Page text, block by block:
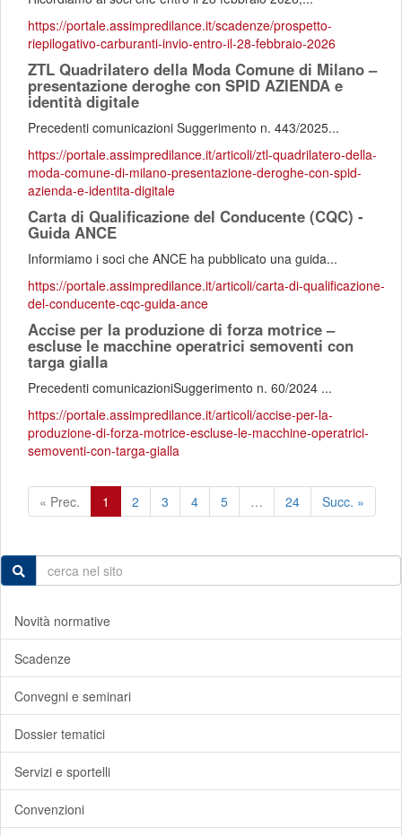
https://portale.assimpredilance.it/scadenze/prospetto-
riepilogativo-carburanti-invio-entro-il-28-febbraio-2026
ZTL Quadrilatero della Moda Comune di Milano –
presentazione deroghe con SPID AZIENDA e
identità digitale
Precedenti comunicazioni Suggerimento n. 443/2025...
https://portale.assimpredilance.it/articoli/ztl-quadrilatero-della-
moda-comune-di-milano-presentazione-deroghe-con-spid-
azienda-e-identita-digitale
Carta di Qualificazione del Conducente (CQC) -
Guida ANCE
Informiamo i soci che ANCE ha pubblicato una guida...
https://portale.assimpredilance.it/articoli/carta-di-qualificazione-
del-conducente-cqc-guida-ance
Accise per la produzione di forza motrice –
escluse le macchine operatrici semoventi con
targa gialla
Precedenti comunicazioniSuggerimento n. 60/2024 ...
https://portale.assimpredilance.it/articoli/accise-per-la-
produzione-di-forza-motrice-escluse-le-macchine-operatrici-
semoventi-con-targa-gialla
« Prec. 1 2 3 4 5 … 24 Succ. »
Novità normative
Scadenze
Convegni e seminari
Dossier tematici
Servizi e sportelli
Convenzioni